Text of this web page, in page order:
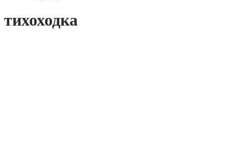
тихоходка